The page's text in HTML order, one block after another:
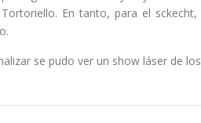
Tortoriello. En tanto, para el
se pudo ver un show láser de